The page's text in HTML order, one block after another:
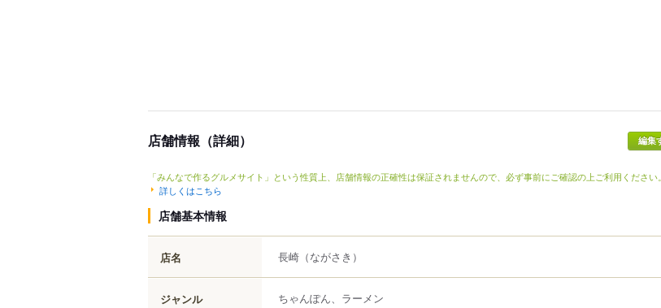
店舗情報（詳細）
「みんなで作るグルメサイト」という性質上、店舗情報の正確性は保証されませんので、必ず事前にご確認の上ご利用ください。
詳しくはこちら
店舗基本情報
店名 長崎 （ながさき）
ジャンル ちゃんぽん、ラーメン